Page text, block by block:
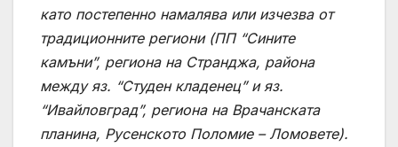
като постепенно намалява или изчезва от
традиционните региони (ПП “Сините
камъни”, региона на Странджа, района
между яз. “Студен кладенец” и яз.
“Ивайловград”, региона на Врачанската
планина, Русенското Поломие – Ломовете).